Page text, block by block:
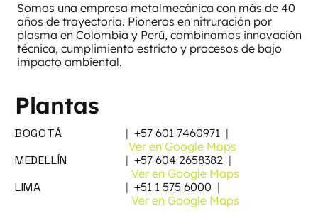
Somos una empresa metalmecánica con más de 40
años de trayectoria. Pioneros en nitruración por
plasma en Colombia y Perú, combinamos innovación
técnica, cumplimiento estricto y procesos de bajo
impacto ambiental.
Plantas
BOGOTÁ | +57 601 7460971 |
Ver en Google Maps
MEDELLÍN | +57 604 2658382 |
Ver en Google Maps
LIMA | +51 1 575 6000 |
Ver en Google Maps